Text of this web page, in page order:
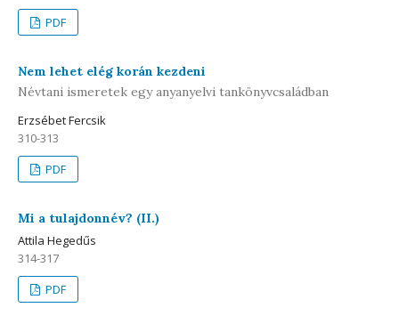
PDF
Nem lehet elég korán kezdeni
Névtani ismeretek egy anyanyelvi tankönyvcsaládban
Erzsébet Fercsik
310-313
PDF
Mi a tulajdonnév? (II.)
Attila Hegedűs
314-317
PDF